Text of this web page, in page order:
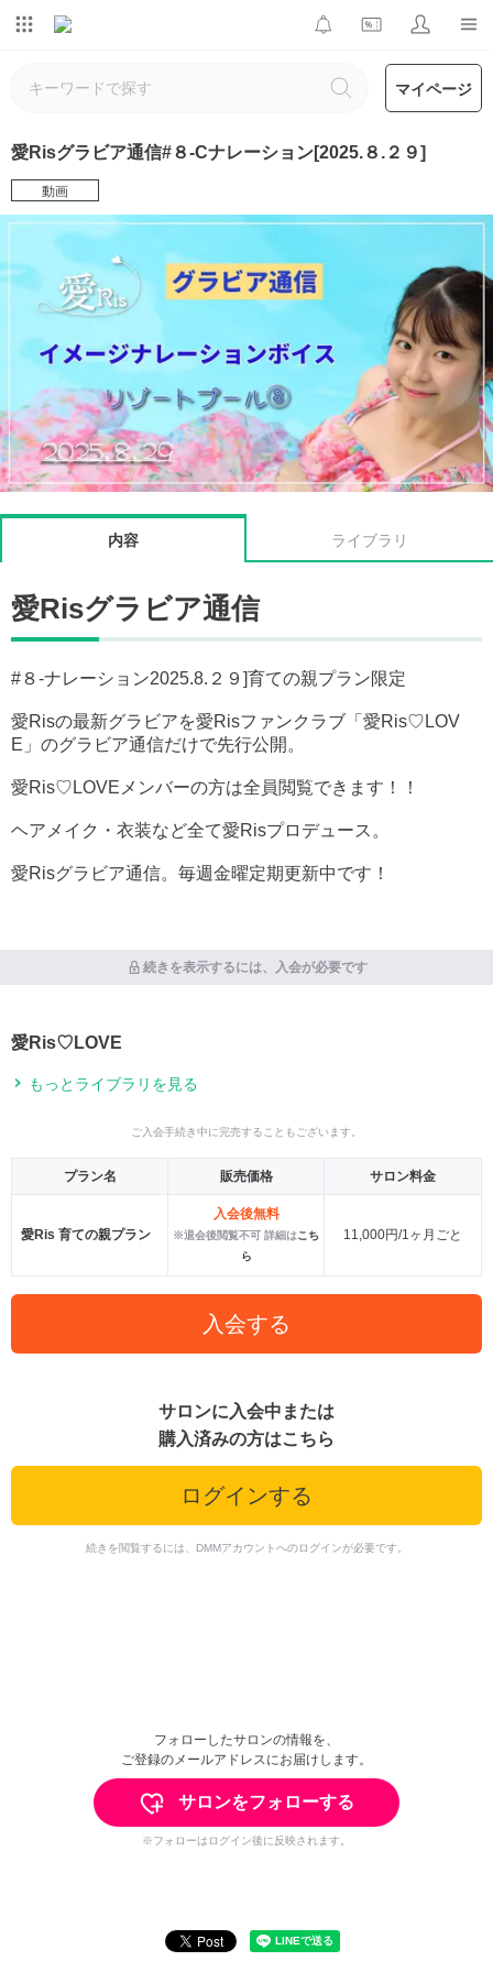
マイページ
愛Risグラビア通信#８-Cナレーション[2025.８.２９]
動画
内容 ライブラリ
愛Risグラビア通信
#８-ナレーション2025.8.２９]育ての親プラン限定
愛Risの最新グラビアを愛Risファンクラブ「愛Ris♡LOV
E」のグラビア通信だけで先行公開。
愛Ris♡LOVEメンバーの方は全員閲覧できます！！
ヘアメイク・衣装など全て愛Risプロデュース。
愛Risグラビア通信。毎週金曜定期更新中です！
続きを表示するには、入会が必要です
愛Ris♡LOVE
もっとライブラリを見る
ご入会手続き中に完売することもございます。
プラン名 販売価格 サロン料金
愛Ris 育ての親プラン
入会後無料
※退会後閲覧不可 詳細はこち
ら
11,000円/1ヶ月ごと
入会する
サロンに入会中または
購入済みの方はこちら
ログインする
続きを閲覧するには、DMMアカウントへのログインが必要です。
フォローしたサロンの情報を、
ご登録のメールアドレスにお届けします。
サロンをフォローする
※フォローはログイン後に反映されます。